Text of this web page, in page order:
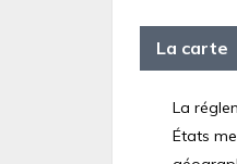
La carte
La
États